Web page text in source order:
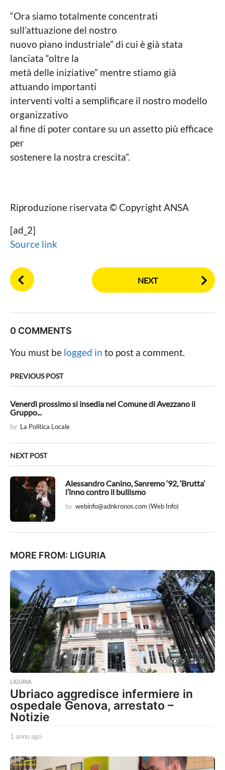
“Ora siamo totalmente concentrati
sull’attuazione del nostro
nuovo piano industriale” di cui è già stata
lanciata “oltre la
metà delle iniziative” mentre stiamo già
attuando importanti
interventi volti a semplificare il nostro modello
organizzativo
al fine di poter contare su un assetto più efficace
per
sostenere la nostra crescita”.
Riproduzione riservata © Copyright ANSA
[ad_2]
Source link
P
o
P
a
g
n
t
i
o
NEXT
0 COMMENTS
You must be logged in to post a comment.
PREVIOUS POST
Venerdì prossimo si insedia nel Comune di Avezzano il
Gruppo...
by La Politica Locale
NEXT POST
Alessandro Canino, Sanremo ‘92, ‘Brutta’
l’inno contro il bullismo
by webinfo@adnkronos.com (Web Info)
MORE FROM: LIGURIA
3 0
LIGURIA
Ubriaco aggredisce infermiere in
ospedale Genova, arrestato –
Notizie
1 anno ago
n